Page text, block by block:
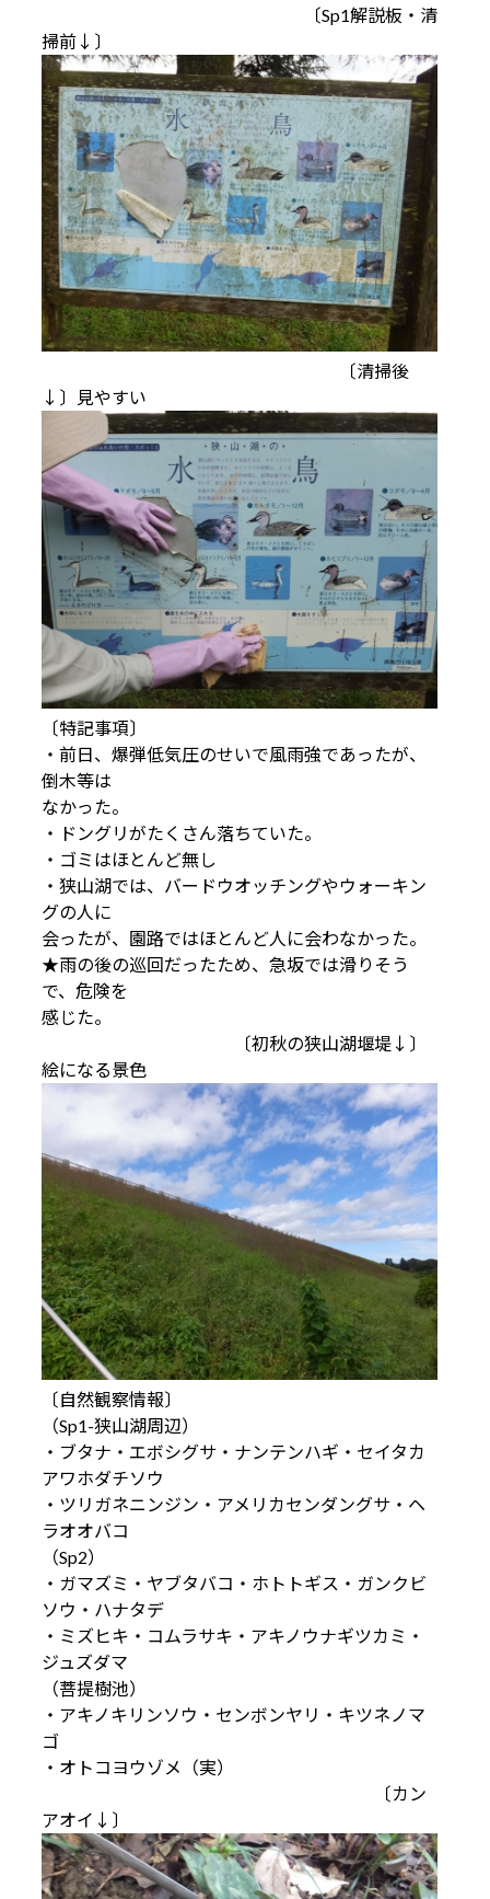
〔Sp1解説板・清
掃前↓〕
〔清掃後
↓〕見やすい
〔特記事項〕
・前日、爆弾低気圧のせいで風雨強であったが、
倒木等は
なかった。
・ドングリがたくさん落ちていた。
・ゴミはほとんど無し
・狭山湖では、バードウオッチングやウォーキン
グの人に
会ったが、園路ではほとんど人に会わなかった。
★雨の後の巡回だったため、急坂では滑りそう
で、危険を
感じた。
〔初秋の狭山湖堰堤↓〕
絵になる景色
〔自然観察情報〕
（Sp1-狭山湖周辺）
・ブタナ・エボシグサ・ナンテンハギ・セイタカ
アワホダチソウ
・ツリガネニンジン・アメリカセンダングサ・ヘ
ラオオバコ
（Sp2）
・ガマズミ・ヤブタバコ・ホトトギス・ガンクビ
ソウ・ハナタデ
・ミズヒキ・コムラサキ・アキノウナギツカミ・
ジュズダマ
（菩提樹池）
・アキノキリンソウ・センボンヤリ・キツネノマ
ゴ
・オトコヨウゾメ（実）
〔カン
アオイ↓〕